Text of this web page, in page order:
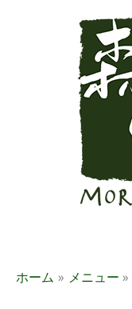
ホーム
メニュー